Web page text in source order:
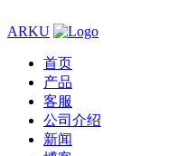
ARKU
首页
产品
客服
公司介绍
新闻